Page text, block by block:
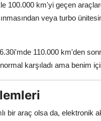
100.000 km'yi geçen
veya turbo
110.000 km'den
karşıladı ama benim
bir araç olsa da, elektronik